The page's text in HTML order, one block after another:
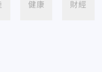
健康 財經